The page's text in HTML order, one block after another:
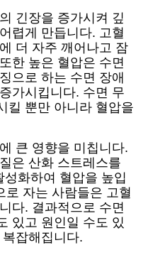
긴장을 증가시켜 깊
렵게 만듭니다. 고혈
더 자주 깨어나고 잠
한 높은 혈압은 수면
으로 하는 수면 장애
가시킵니다. 수면 무
킬 뿐만 아니라 혈압을
큰 영향을 미칩니다.
은 산화 스트레스를
화하여 혈압을 높입
로 자는 사람들은 고혈
다. 결과적으로 수면
있고 원인일 수도 있
잡해집니다.